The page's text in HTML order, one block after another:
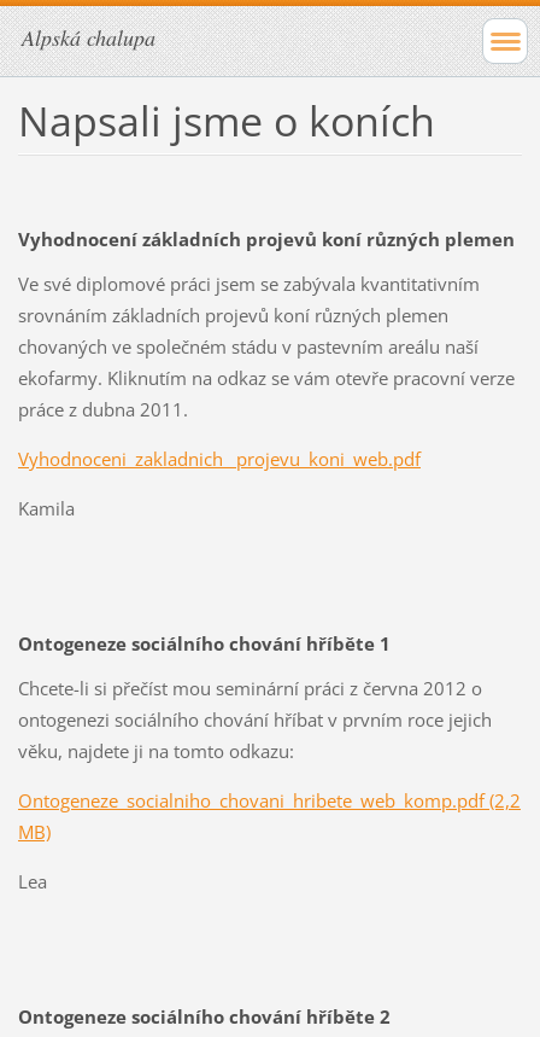
Alpská chalupa
Napsali jsme o koních
Vyhodnocení základních projevů koní různých plemen
Ve své diplomové práci jsem se zabývala kvantitativním
srovnáním základních projevů koní různých plemen
chovaných ve společném stádu v pastevním areálu naší
ekofarmy. Kliknutím na odkaz se vám otevře pracovní verze
práce z dubna 2011.
Vyhodnoceni_zakladnich_ projevu_koni_web.pdf
Kamila
Ontogeneze sociálního chování hříběte 1
Chcete-li si přečíst mou seminární práci z června 2012 o
ontogenezi sociálního chování hříbat v prvním roce jejich
věku, najdete ji na tomto odkazu:
Ontogeneze_socialniho_chovani_hribete_web_komp.pdf (2,2
MB)
Lea
Ontogeneze sociálního chování hříběte 2